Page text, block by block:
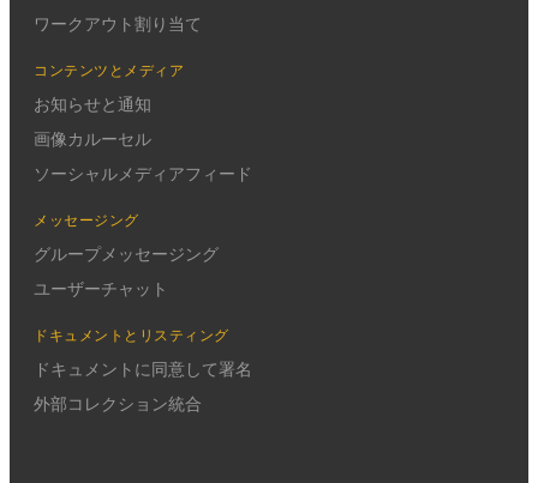
ワークアウト割り当て
コンテンツとメディア
お知らせと通知
画像カルーセル
ソーシャルメディアフィード
メッセージング
グループメッセージング
ユーザーチャット
ドキュメントとリスティング
ドキュメントに同意して署名
外部コレクション統合